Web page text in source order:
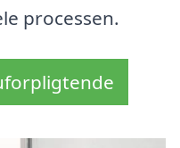
processen.